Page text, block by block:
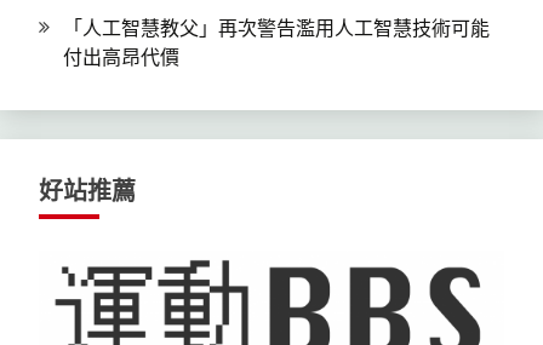
「人工智慧教父」再次警告濫用人工智慧技術可能
付出高昂代價
好站推薦